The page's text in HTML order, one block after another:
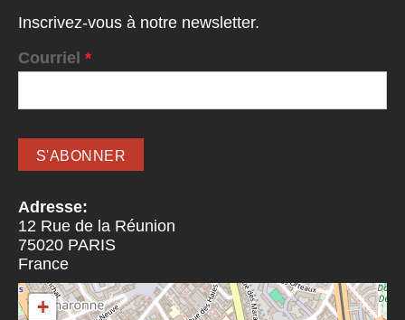
Inscrivez-vous à notre newsletter.
Courriel *
Adresse:
12 Rue de la Réunion
75020 PARIS
France
+